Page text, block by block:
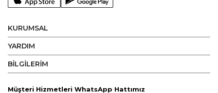
KURUMSAL
YARDIM
BİLGİLERİM
Müşteri Hizmetleri WhatsApp Hattımız